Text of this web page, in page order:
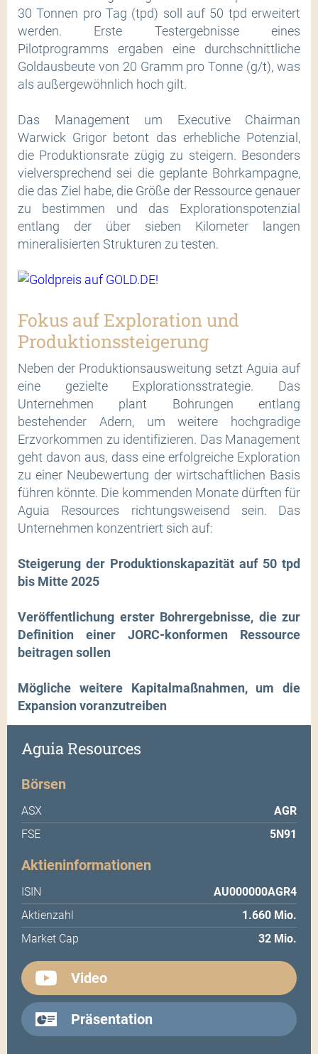
30 Tonnen pro Tag (tpd) soll auf 50 tpd erweitert
werden. Erste Testergebnisse eines
Pilotprogramms ergaben eine durchschnittliche
Goldausbeute von 20 Gramm pro Tonne (g/t), was
als außergewöhnlich hoch gilt.
Das Management um Executive Chairman
Warwick Grigor betont das erhebliche Potenzial,
die Produktionsrate zügig zu steigern. Besonders
vielversprechend sei die geplante Bohrkampagne,
die das Ziel habe, die Größe der Ressource genauer
zu bestimmen und das Explorationspotenzial
entlang der über sieben Kilometer langen
mineralisierten Strukturen zu testen.
Fokus auf Exploration und
Produktionssteigerung
Neben der Produktionsausweitung setzt Aguia auf
eine gezielte Explorationsstrategie. Das
Unternehmen plant Bohrungen entlang
bestehender Adern, um weitere hochgradige
Erzvorkommen zu identifizieren. Das Management
geht davon aus, dass eine erfolgreiche Exploration
zu einer Neubewertung der wirtschaftlichen Basis
führen könnte. Die kommenden Monate dürften für
Aguia Resources richtungsweisend sein. Das
Unternehmen konzentriert sich auf:
Steigerung der Produktionskapazität auf 50 tpd
bis Mitte 2025
Veröffentlichung erster Bohrergebnisse, die zur
Definition einer JORC-konformen Ressource
beitragen sollen
Mögliche weitere Kapitalmaßnahmen, um die
Expansion voranzutreiben
Aguia Resources
Börsen
ASX
AGR
FSE
5N91
Aktieninformationen
ISIN
AU000000AGR4
Aktienzahl
1.660 Mio.
Market Cap
32 Mio.
Video
Präsentation